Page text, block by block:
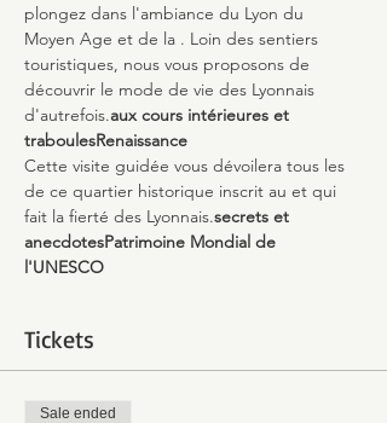
plongez dans l'ambiance du Lyon du
Moyen Age et de la . Loin des sentiers
touristiques, nous vous proposons de
découvrir le mode de vie des Lyonnais
d'autrefois.aux cours intérieures et
traboulesRenaissance
Cette visite guidée vous dévoilera tous les
de ce quartier historique inscrit au et qui
fait la fierté des Lyonnais.secrets et
anecdotesPatrimoine Mondial de
l'UNESCO
Tickets
Sale ended